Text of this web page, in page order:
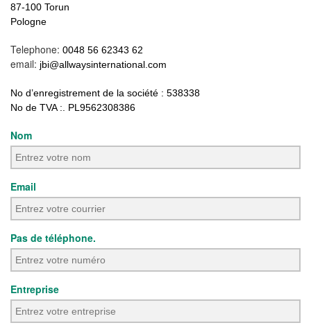
87-100 Torun
Pologne
Telephone: 0048 56 62343 62
email: jbi@allwaysinternational.com
No d’enregistrement de la société : 538338
No de TVA :. PL9562308386
Nom
Email
Pas de téléphone.
Entreprise